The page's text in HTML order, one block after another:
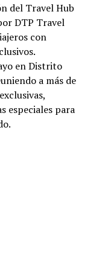
del Travel Hub
DTP Travel
con
en Distrito
a más de
especiales para